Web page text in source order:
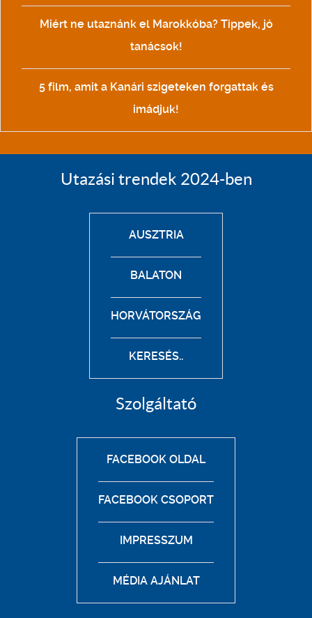
Miért ne utaznánk el Marokkóba? Tippek, jó
tanácsok!
5 film, amit a Kanári szigeteken forgattak és
imádjuk!
Utazási trendek 2024-ben
AUSZTRIA
BALATON
HORVÁTORSZÁG
KERESÉS..
Szolgáltató
FACEBOOK OLDAL
FACEBOOK CSOPORT
IMPRESSZUM
MÉDIA AJÁNLAT